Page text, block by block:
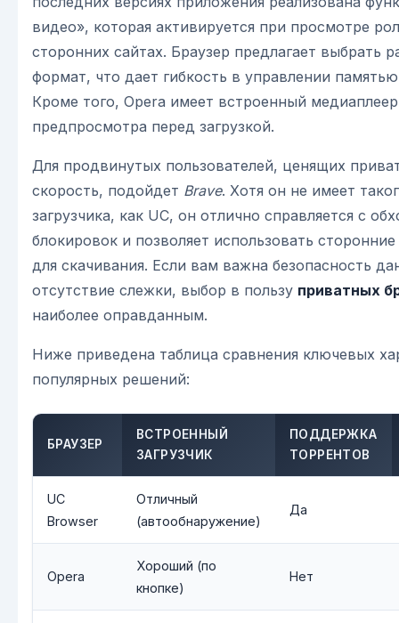
видео», которая активируется при просмотре
сторонних сайтах. Браузер предлагает выбрать
формат, что дает гибкость в управлении
Кроме того, Opera имеет встроенный
предпросмотра перед загрузкой.
Для продвинутых пользователей, ценящих
скорость, подойдет Brave. Хотя он не имеет
загрузчика, как UC, он отлично справляется с
блокировок и позволяет использовать
для скачивания. Если вам важна безопасность
отсутствие слежки, выбор в пользу приватных
наиболее оправданным.
Ниже приведена таблица сравнения ключевых
популярных решений:
БРАУЗЕР
ВСТРОЕННЫЙ
ЗАГРУЗЧИК
ПОДДЕРЖКА
ТОРРЕНТОВ
UC
Browser
Отличный
(автообнаружение)
Да
Opera
Хороший (по
кнопке)
Нет